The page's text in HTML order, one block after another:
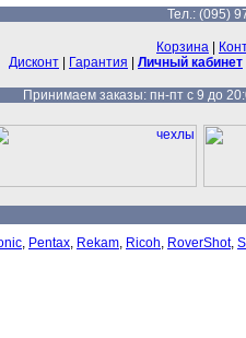
Тел.: (095)
Корзина
Дисконт
Гарантия Личный кабинет
Принимаем заказы: пн-пт с 9 до
, Pentax, Rekam, Ricoh, RoverShot,